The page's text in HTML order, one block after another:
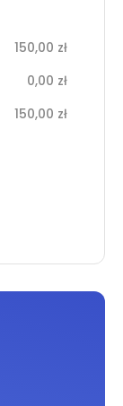
150,00 zł
0,00 zł
150,00 zł